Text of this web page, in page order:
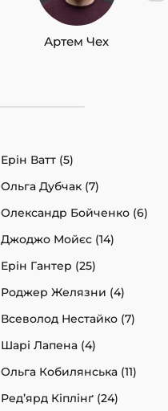
Артем Чех
Ерін Ватт (5)
Ольга Дубчак (7)
Олександр Бойченко (6)
Джоджо Мойєс (14)
Ерін Гантер (25)
Роджер Желязни (4)
Всеволод Нестайко (7)
Шарі Лапена (4)
Ольга Кобилянська (11)
Ред’ярд Кіплінґ (24)